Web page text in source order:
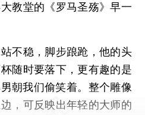
教堂的《罗马圣殇》早一
稳，脚步踉跄，他的头
随时要落下，更有趣的是
朝我们偷笑着。整个雕像
，可反映出年轻的大师的